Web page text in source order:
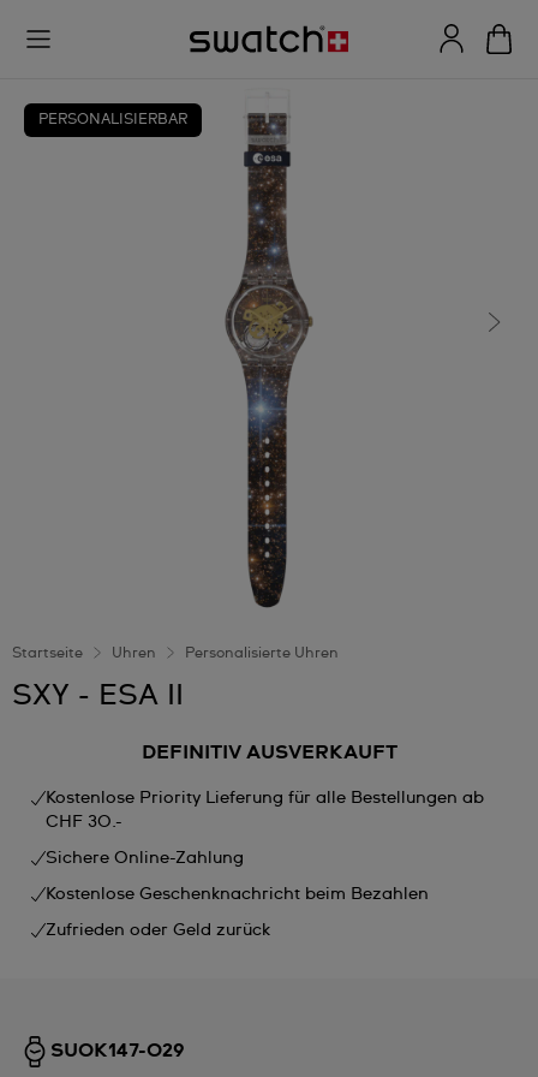
PERSONALISIERBAR
Startseite Uhren Personalisierte Uhren
SXY - ESA II
DEFINITIV AUSVERKAUFT
Kostenlose Priority Lieferung für alle Bestellungen ab
CHF 30.-
Sichere Online-Zahlung
Kostenlose Geschenknachricht beim Bezahlen
Zufrieden oder Geld zurück
SUOK147-029